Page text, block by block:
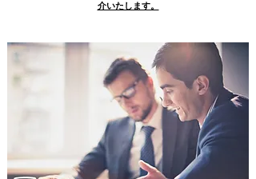
介いたします。